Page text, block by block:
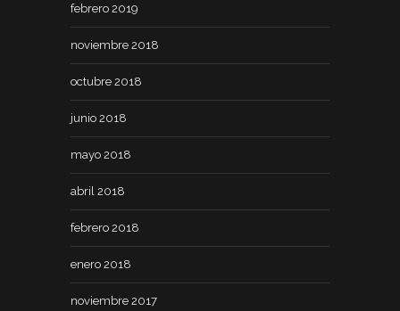
febrero 2019
noviembre 2018
octubre 2018
junio 2018
mayo 2018
abril 2018
febrero 2018
enero 2018
noviembre 2017